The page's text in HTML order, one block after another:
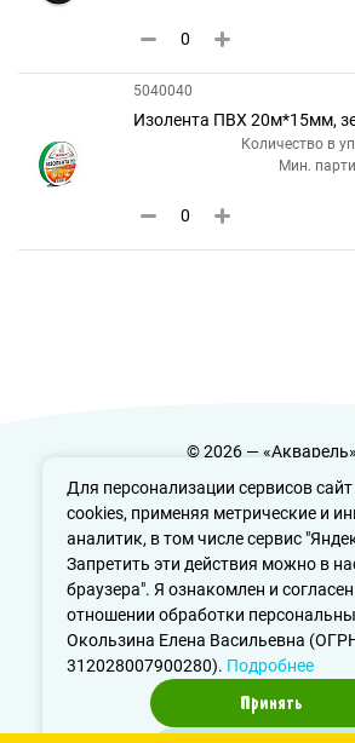
Для персонализации сервисов
cookies, применяя метрические и
аналитик, в том числе сервис
Запретить эти действия можно в
браузера". Я ознакомлен и
отношении обработки
Окользина Елена Васильевна
312028007900280). Подробнее
Принять
5040040
Изолента ПВХ 20м*15мм,
Количество в
Мин.
© 2026 — «Акварель»
Политика